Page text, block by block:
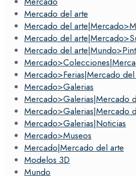
Mercado del arte
Mercado del
Mercado del
Mercado del
Mercado>Ferias|Mercado del
Mercado>Galerias
Mercado>Galerias|Mercado
Mercado>Galerias|Mercado
Mercado>Galerias|Noticias
Mercado>Museos
Mercado|Mercado del arte
Modelos 3D
Mundo